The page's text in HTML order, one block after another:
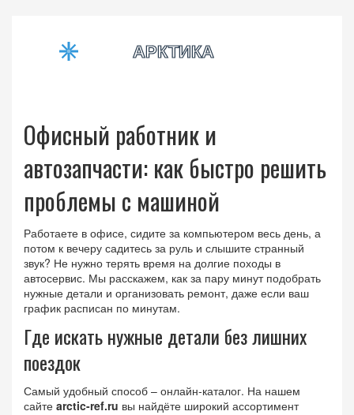
Офисный работник и
автозапчасти: как быстро решить
проблемы с машиной
Работаете в офисе, сидите за компьютером весь день, а
потом к вечеру садитесь за руль и слышите странный
звук? Не нужно терять время на долгие походы в
автосервис. Мы расскажем, как за пару минут подобрать
нужные детали и организовать ремонт, даже если ваш
график расписан по минутам.
Где искать нужные детали без лишних
поездок
Самый удобный способ – онлайн‑каталог. На нашем
сайте arctic-ref.ru вы найдёте широкий ассортимент